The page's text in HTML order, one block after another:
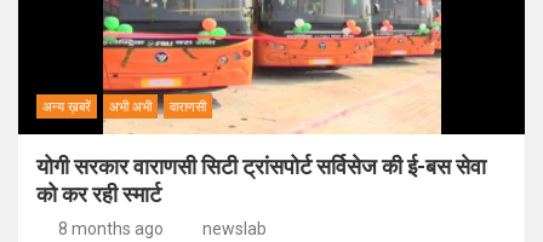
अन्य ख़बरें अभी अभी वाराणसी
योगी सरकार वाराणसी सिटी ट्रांसपोर्ट सर्विसेज की ई-बस सेवा
को कर रही स्मार्ट
8 months ago newslab